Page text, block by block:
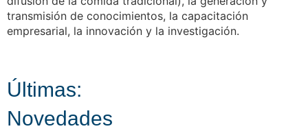
transmisión de conocimientos, la capacitación
empresarial, la innovación y la investigación.
Últimas:
Novedades